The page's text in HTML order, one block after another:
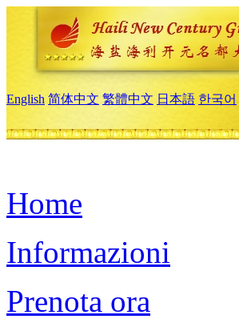
English 简体中文 繁體中文 日本語 한국어
Home
Informazioni
Prenota ora